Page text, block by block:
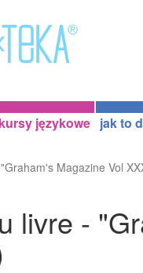
kursy językowe jak to
Magazine Vol
livre -